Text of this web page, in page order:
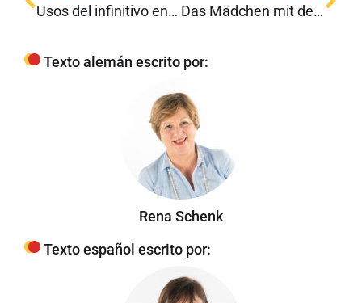
Usos del infinitivo en español que no se dan en alemán Das Mädchen mit dem Fingerhut
Texto alemán escrito por:
Rena Schenk
Texto español escrito por: